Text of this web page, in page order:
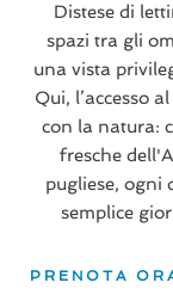
Distese di
spazi tra gli
una vista
Qui, l’accesso
con la natura:
fresche
pugliese, ogni
semplice
PRENOTA